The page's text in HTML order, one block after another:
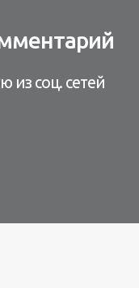
из соц. сетей